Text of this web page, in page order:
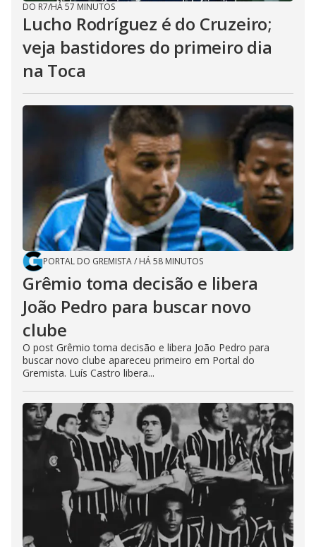
DO R7/HÁ 57 MINUTOS
Lucho Rodríguez é do Cruzeiro;
veja bastidores do primeiro dia
na Toca
PORTAL DO GREMISTA/ HÁ 58 MINUTOS
Grêmio toma decisão e libera
João Pedro para buscar novo
clube
O post Grêmio toma decisão e libera João Pedro para
buscar novo clube apareceu primeiro em Portal do
Gremista. Luís Castro libera...